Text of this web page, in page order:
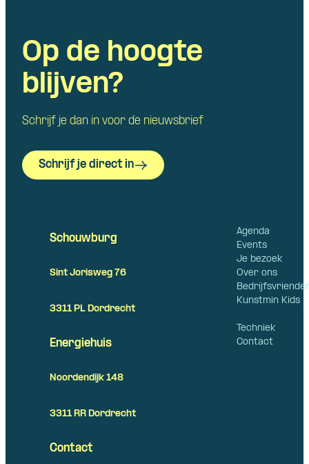
Op de hoogte
blijven?
Schrijf je dan in voor de nieuwsbrief
Schrijf je direct in
Agenda
Events
Je bezoek
Over ons
Kunstmin Kids
Techniek
Contact
Schouwburg
Sint Jorisweg 76
3311 PL Dordrecht
Energiehuis
Noordendijk 148
3311 RR Dordrecht
Contact